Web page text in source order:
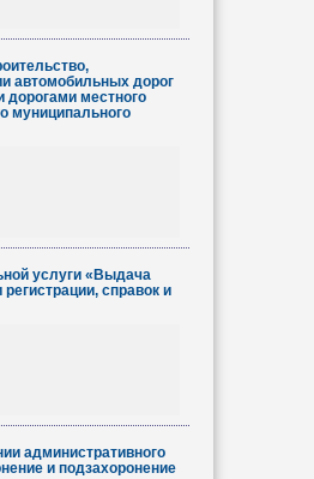
автомобильных дорог
местного
муниципального
услуги «Выдача
справок и
административного
и подзахоронение